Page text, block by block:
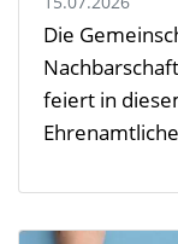
Die
feiert in